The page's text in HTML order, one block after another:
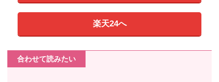
楽天24へ
合わせて読みたい